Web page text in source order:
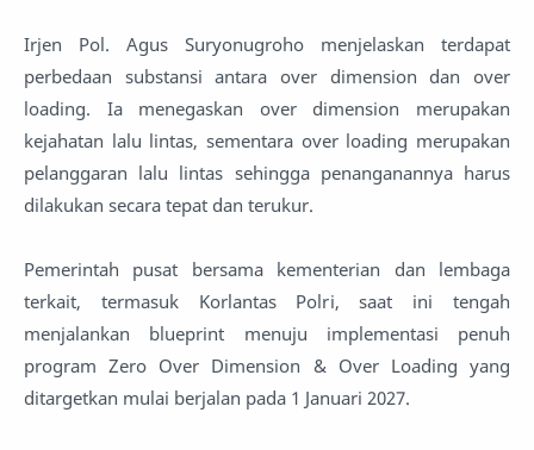
Irjen Pol. Agus Suryonugroho menjelaskan terdapat
perbedaan substansi antara over dimension dan over
loading. Ia menegaskan over dimension merupakan
kejahatan lalu lintas, sementara over loading merupakan
pelanggaran lalu lintas sehingga penanganannya harus
dilakukan secara tepat dan terukur.
Pemerintah pusat bersama kementerian dan lembaga
terkait, termasuk Korlantas Polri, saat ini tengah
menjalankan blueprint menuju implementasi penuh
program Zero Over Dimension & Over Loading yang
ditargetkan mulai berjalan pada 1 Januari 2027.